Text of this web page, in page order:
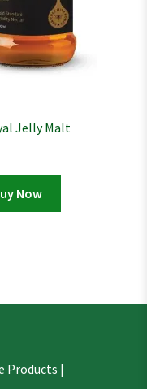
Jelly Malt
Now
Products |